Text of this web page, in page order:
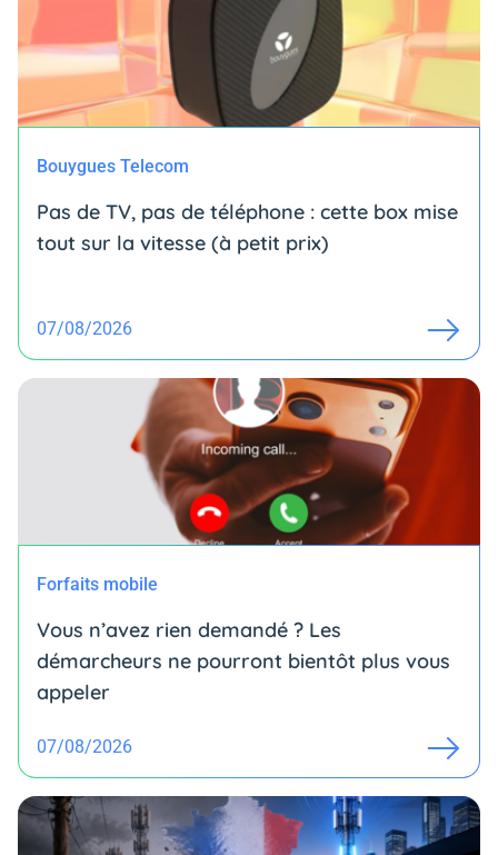
Bouygues Telecom
Pas de TV, pas de téléphone : cette box mise
tout sur la vitesse (à petit prix)
07/08/2026
Forfaits mobile
Vous n’avez rien demandé ? Les
démarcheurs ne pourront bientôt plus vous
appeler
07/08/2026